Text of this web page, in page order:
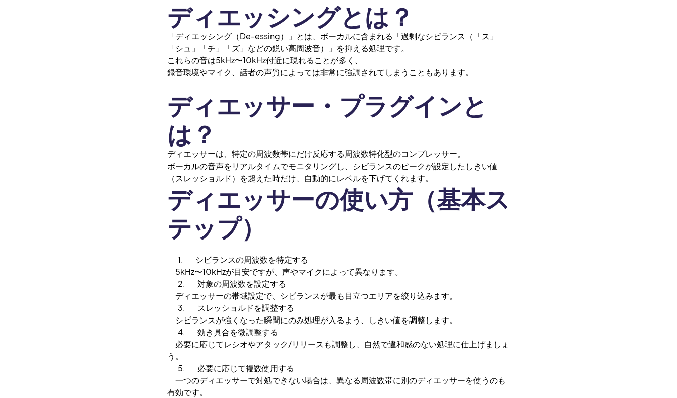
ディエッシングとは？
「ディエッシング（De-essing）」とは、ボーカルに含まれる「過剰なシビランス（「ス」
「シュ」「チ」「ズ」などの鋭い高周波音）」を抑える処理です。
これらの音は5kHz〜10kHz付近に現れることが多く、
録音環境やマイク、話者の声質によっては非常に強調されてしまうこともあります。
ディエッサー・プラグインと
は？
ディエッサーは、特定の周波数帯にだけ反応する周波数特化型のコンプレッサー。
ボーカルの音声をリアルタイムでモニタリングし、シビランスのピークが設定したしきい値
（スレッショルド）を超えた時だけ、自動的にレベルを下げてくれます。
ディエッサーの使い方（基本ス
テップ）
1. シビランスの周波数を特定する
5kHz〜10kHzが目安ですが、声やマイクによって異なります。
2. 対象の周波数を設定する
ディエッサーの帯域設定で、シビランスが最も目立つエリアを絞り込みます。
3. スレッショルドを調整する
シビランスが強くなった瞬間にのみ処理が入るよう、しきい値を調整します。
4. 効き具合を微調整する
必要に応じてレシオやアタック/リリースも調整し、自然で違和感のない処理に仕上げましょ
う。
5. 必要に応じて複数使用する
一つのディエッサーで対処できない場合は、異なる周波数帯に別のディエッサーを使うのも
有効です。